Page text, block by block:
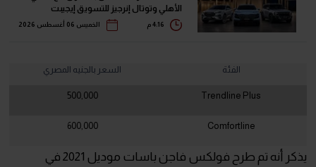
الأهلي وتوتال إنرجيز للتسويق إيجيبت
الخميس 06 أغسطس 2026
الفئة السعر بالجنيه المصري
Trendline Plus
500,000
Comfortline
600,000
يذكر أنه تم طرح فولكس فاجن باسات موديل 2021 في